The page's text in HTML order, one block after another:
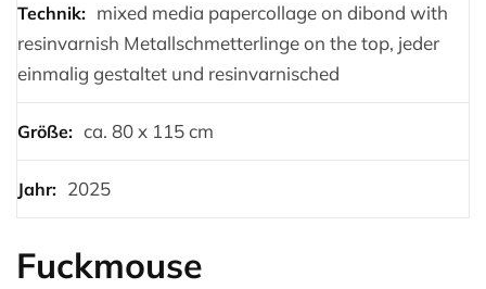
Technik: mixed media papercollage on dibond with
resinvarnish Metallschmetterlinge on the top, jeder
einmalig gestaltet und resinvarnisched
Größe: ca. 80 x 115 cm
Jahr: 2025
Fuckmouse